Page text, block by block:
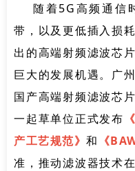
随着5G高频通信
带，以及更低插入损
出的高端射频滤波芯
巨大的发展机遇。广
国产高端射频滤波芯
一起草单位正式发布 《
产工艺规范》 和 《
准，推动滤波器技术